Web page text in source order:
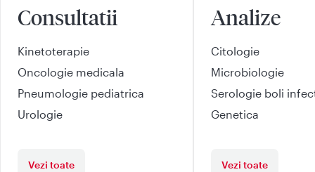
Consultatii
Kinetoterapie
Oncologie medicala
Pneumologie pediatrica
Urologie
Vezi toate
Analize
Citologie
Microbiologie
Serologie boli
Genetica
Vezi toate